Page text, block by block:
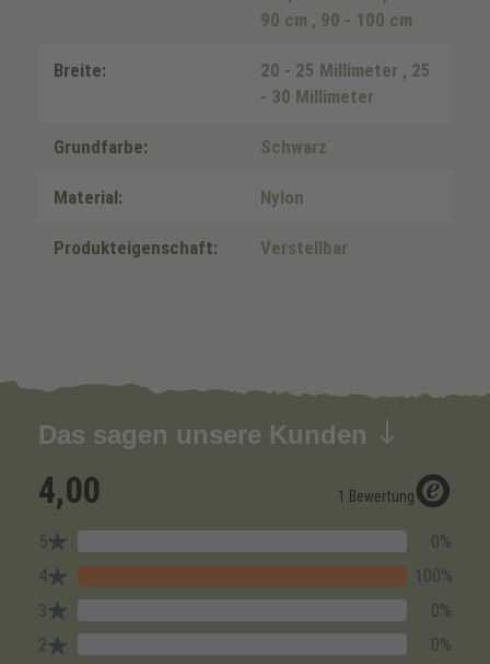
90 cm , 90 - 100 cm
Breite: 20 - 25 Millimeter , 25
- 30 Millimeter
Grundfarbe: Schwarz
Material: Nylon
Produkteigenschaft: Verstellbar
Das sagen unsere Kunden